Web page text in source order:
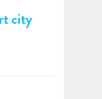
city